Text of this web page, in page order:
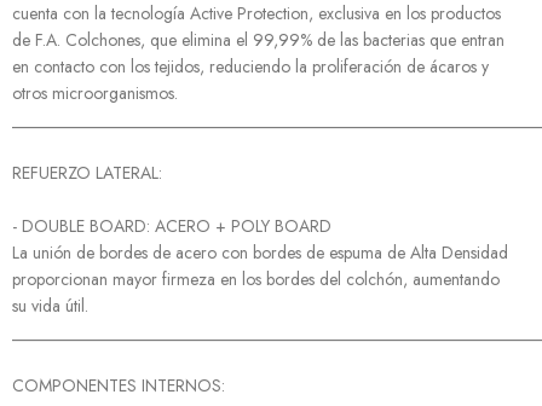
cuenta con la tecnología Active Protection, exclusiva en los productos
de F.A. Colchones, que elimina el 99,99% de las bacterias que entran
en contacto con los tejidos, reduciendo la proliferación de ácaros y
otros microorganismos.
REFUERZO LATERAL:
- DOUBLE BOARD: ACERO + POLY BOARD
La unión de bordes de acero con bordes de espuma de Alta Densidad
proporcionan mayor firmeza en los bordes del colchón, aumentando
su vida útil.
COMPONENTES INTERNOS: